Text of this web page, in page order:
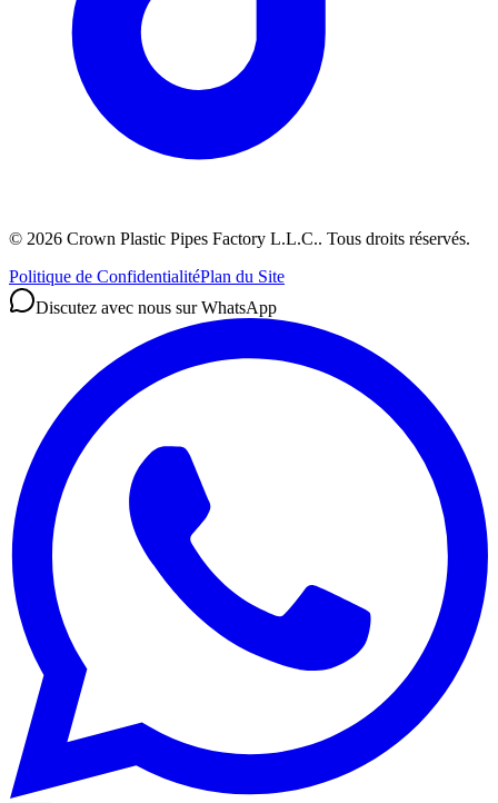
© 2026 Crown Plastic Pipes Factory L.L.C.. Tous droits réservés.
Politique de ConfidentialitéPlan du Site
Discutez avec nous sur WhatsApp